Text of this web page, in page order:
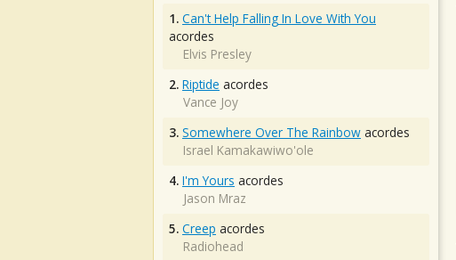
1. Can't Help Falling In Love With You
acordes
Elvis Presley
2. Riptide acordes
Vance Joy
3. Somewhere Over The Rainbow acordes
Israel Kamakawiwo'ole
4. I'm Yours acordes
Jason Mraz
5. Creep acordes
Radiohead